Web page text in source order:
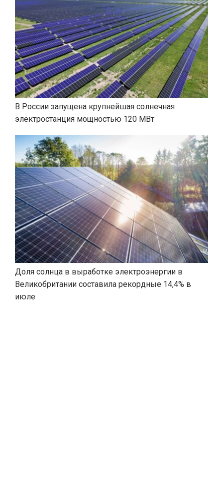
В России запущена крупнейшая солнечная
электростанция мощностью 120 МВт
Доля солнца в выработке электроэнергии в
Великобритании составила рекордные 14,4% в
июле